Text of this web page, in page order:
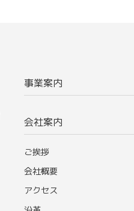
事業案内
会社案内
ご挨拶
会社概要
アクセス